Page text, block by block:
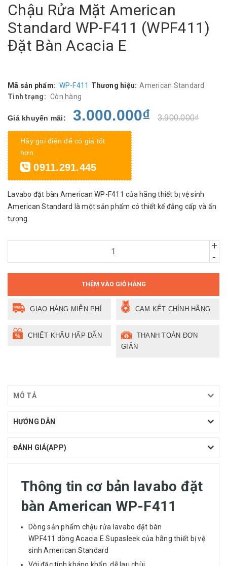
Chậu Rửa Mặt American
Standard WP-F411 (WPF411)
Đặt Bàn Acacia E
Mã sản phẩm: WP-F411 Thương hiệu: American Standard
Tình trạng: Còn hàng
Giá khuyến mãi: 3.000.000₫ 3.900.000₫
Hãy gọi điện để có giá tốt
hơn
0911.291.445
Lavabo đặt bàn American WP-F411 của hãng thiết bị vệ sinh
American Standard là một sản phẩm có thiết kế đẳng cấp và ấn
tượng.
+
-
THÊM VÀO GIỎ HÀNG
GIAO HÀNG MIỄN PHÍ CAM KẾT CHÍNH HÃNG
CHIẾT KHẤU HẤP DẪN
THANH TOÁN ĐƠN
GIẢN
MÔ TẢ
HƯỚNG DẪN
ĐÁNH GIÁ(APP)
Thông tin cơ bản lavabo đặt
bàn American WP-F411
Dòng sản phẩm chậu rửa lavabo đặt bàn
WPF411 dòng Acacia E Supasleek của hãng thiết bị vệ
sinh American Standard